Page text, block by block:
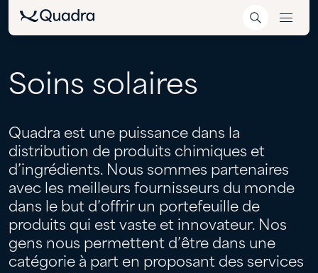
Soins solaires
Quadra est une puissance dans la
distribution de produits chimiques et
d’ingrédients. Nous sommes partenaires
avec les meilleurs fournisseurs du monde
dans le but d’offrir un portefeuille de
produits qui est vaste et innovateur. Nos
gens nous permettent d’être dans une
catégorie à part en proposant des services